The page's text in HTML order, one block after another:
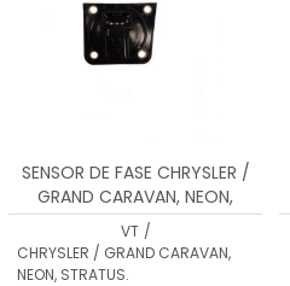
MAIOR PREÇO
SENSOR DE FASE CHRYSLER /
GRAND CARAVAN, NEON,
STRATUS.
VT /
CHRYSLER / GRAND CARAVAN,
NEON, STRATUS.